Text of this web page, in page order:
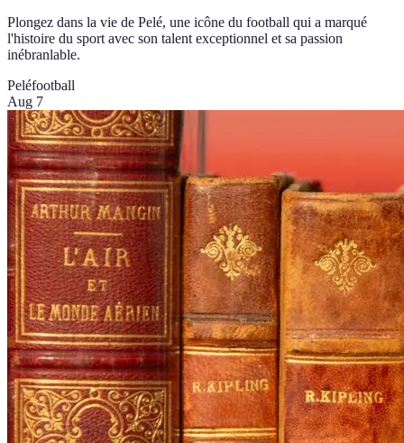
Plongez dans la vie de Pelé, une icône du football qui a marqué
l'histoire du sport avec son talent exceptionnel et sa passion
inébranlable.
Peléfootball
Aug 7